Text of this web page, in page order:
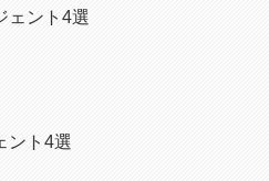
ェント4選
ント4選